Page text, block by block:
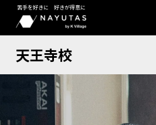
苦手を好きに 好きが得意に
天王寺校